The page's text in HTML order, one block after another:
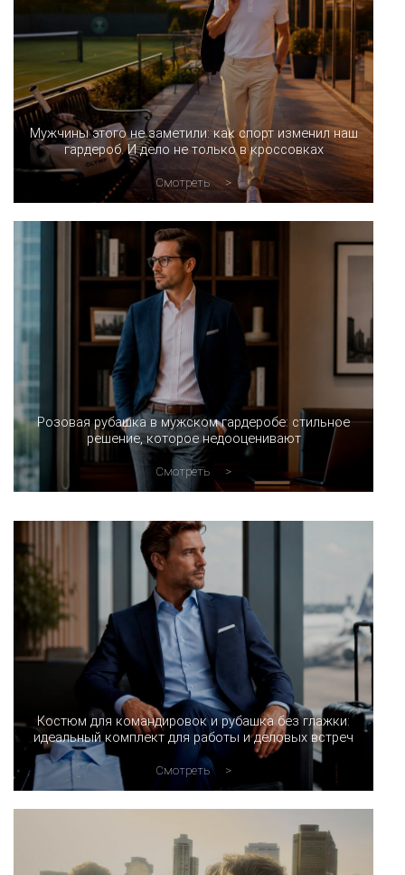
Мужчины этого не заметили: как спорт изменил наш
гардероб. И дело не только в кроссовках
Смотреть
Розовая рубашка в мужском гардеробе: стильное
решение, которое недооценивают
Смотреть
Костюм для командировок и рубашка без глажки:
идеальный комплект для работы и деловых встреч
Смотреть